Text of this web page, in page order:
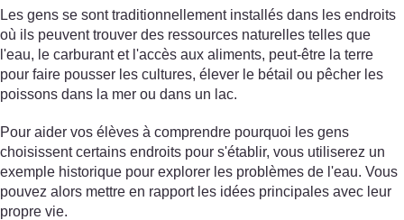
Les gens se sont traditionnellement installés dans les endroits
où ils peuvent trouver des ressources naturelles telles que
l'eau, le carburant et l'accès aux aliments, peut-être la terre
pour faire pousser les cultures, élever le bétail ou pêcher les
poissons dans la mer ou dans un lac.
Pour aider vos élèves à comprendre pourquoi les gens
choisissent certains endroits pour s'établir, vous utiliserez un
exemple historique pour explorer les problèmes de l'eau. Vous
pouvez alors mettre en rapport les idées principales avec leur
propre vie.